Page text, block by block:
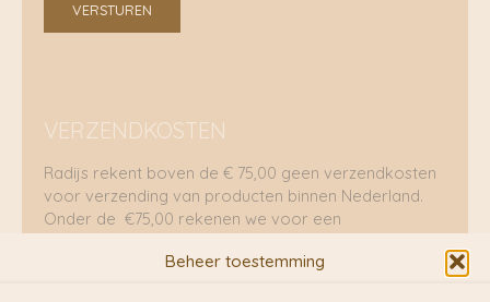
Beheer toestemming
VERSTUREN
VERZENDKOSTEN
Radijs rekent boven de € 75,00 geen verzendkosten
voor verzending van producten binnen Nederland.
Onder de €75,00 rekenen we voor een